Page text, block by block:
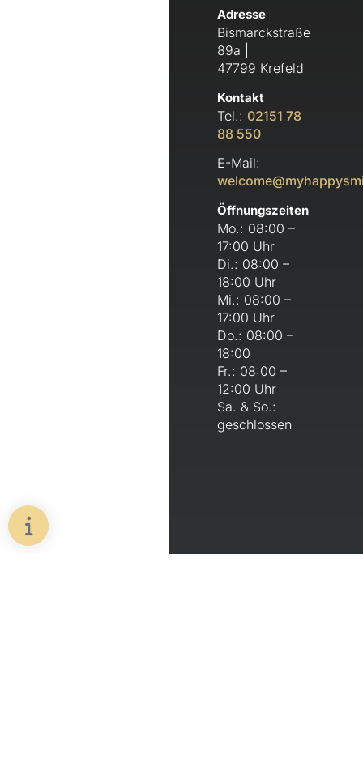
Adresse
Bismarckstraße
89a |
47799 Krefeld
Kontakt
Tel.: 02151 78
88 550
E-Mail:
Öffnungszeiten
Mo.: 08:00 –
17:00 Uhr
Di.: 08:00 –
18:00 Uhr
Mi.: 08:00 –
17:00 Uhr
Do.: 08:00 –
18:00
Fr.: 08:00 –
12:00 Uhr
Sa. & So.:
geschlossen